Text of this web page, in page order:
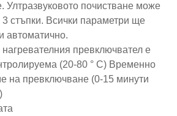
Ултразвуковото почистване може
стъпки. Всички параметри ще
автоматично.
превключвател е
(20-80 ° C) Временно
на превключване (0-15 минути